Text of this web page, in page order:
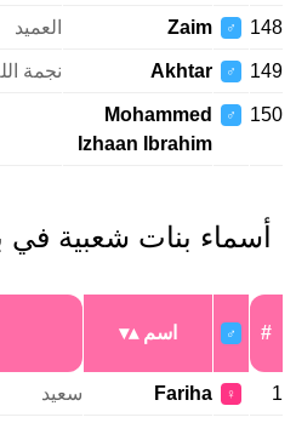
148
♂
Zaim العميد
149
♂
Akhtar نجمة
150
♂
Mohammed
Izhaan Ibrahim
أسماء بنات شعبية في
#
♂ اسم
1
♀
Fariha سعيد